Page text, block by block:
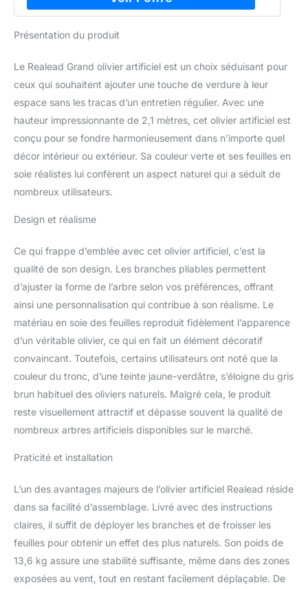
Présentation du produit
Le Realead Grand olivier artificiel est un choix séduisant pour
ceux qui souhaitent ajouter une touche de verdure à leur
espace sans les tracas d’un entretien régulier. Avec une
hauteur impressionnante de 2,1 mètres, cet olivier artificiel est
conçu pour se fondre harmonieusement dans n’importe quel
décor intérieur ou extérieur. Sa couleur verte et ses feuilles en
soie réalistes lui confèrent un aspect naturel qui a séduit de
nombreux utilisateurs.
Design et réalisme
Ce qui frappe d’emblée avec cet olivier artificiel, c’est la
qualité de son design. Les branches pliables permettent
d’ajuster la forme de l’arbre selon vos préférences, offrant
ainsi une personnalisation qui contribue à son réalisme. Le
matériau en soie des feuilles reproduit fidèlement l’apparence
d’un véritable olivier, ce qui en fait un élément décoratif
convaincant. Toutefois, certains utilisateurs ont noté que la
couleur du tronc, d’une teinte jaune-verdâtre, s’éloigne du gris
brun habituel des oliviers naturels. Malgré cela, le produit
reste visuellement attractif et dépasse souvent la qualité de
nombreux arbres artificiels disponibles sur le marché.
Praticité et installation
L’un des avantages majeurs de l’olivier artificiel Realead réside
dans sa facilité d’assemblage. Livré avec des instructions
claires, il suffit de déployer les branches et de froisser les
feuilles pour obtenir un effet des plus naturels. Son poids de
13,6 kg assure une stabilité suffisante, même dans des zones
exposées au vent, tout en restant facilement déplaçable. De